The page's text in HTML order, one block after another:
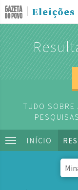
Eleições
TUDO
INÍCIO